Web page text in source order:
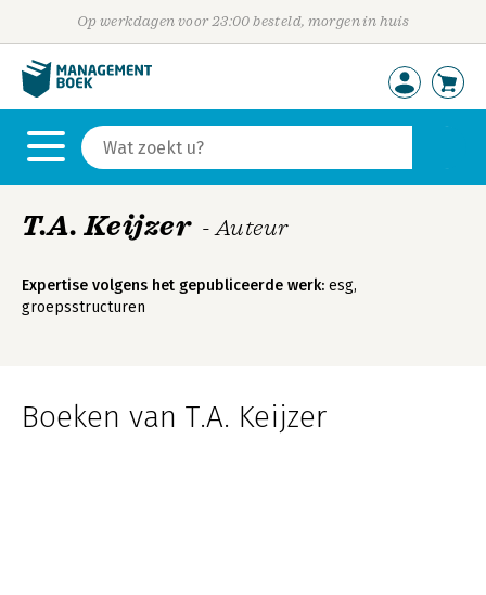
Op werkdagen voor 23:00 besteld, morgen in huis
T.A. Keijzer - Auteur
Expertise volgens het gepubliceerde werk: esg,
groepsstructuren
Boeken van T.A. Keijzer